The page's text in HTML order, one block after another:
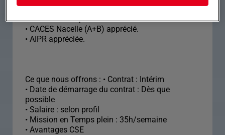
• Autonomie et rigueur dans les interventions.
• Véhicule indispensable.
• CACES Nacelle (A+B) apprécié.
• AIPR appréciée.
Ce que nous offrons : • Contrat : Intérim
• Date de démarrage du contrat : Dès que
possible
• Salaire : selon profil
• Mission en Temps plein : 35h/semaine
• Avantages CSE